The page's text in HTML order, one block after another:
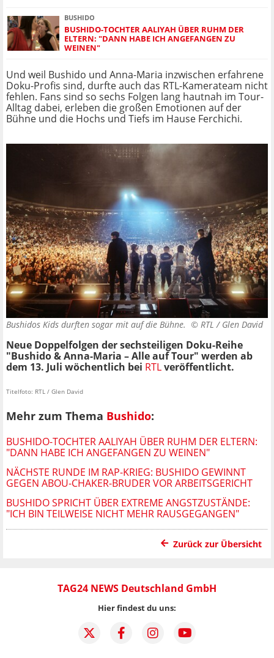
BUSHIDO
BUSHIDO-TOCHTER AALIYAH ÜBER RUHM DER
ELTERN: "DANN HABE ICH ANGEFANGEN ZU
WEINEN"
Und weil Bushido und Anna-Maria inzwischen erfahrene
Doku-Profis sind, durfte auch das RTL-Kamerateam nicht
fehlen. Fans sind so sechs Folgen lang hautnah im Tour-
Alltag dabei, erleben die großen Emotionen auf der
Bühne und die Hochs und Tiefs im Hause Ferchichi.
Bushidos Kids durften sogar mit auf die Bühne. © RTL / Glen David
Neue Doppelfolgen der sechsteiligen Doku-Reihe
"Bushido & Anna-Maria – Alle auf Tour" werden ab
dem 13. Juli wöchentlich bei RTLveröffentlicht.
Titelfoto: RTL / Glen David
Mehr zum Thema Bushido:
BUSHIDO-TOCHTER AALIYAH ÜBER RUHM DER ELTERN:
"DANN HABE ICH ANGEFANGEN ZU WEINEN"
NÄCHSTE RUNDE IM RAP-KRIEG: BUSHIDO GEWINNT
GEGEN ABOU-CHAKER-BRUDER VOR ARBEITSGERICHT
BUSHIDO SPRICHT ÜBER EXTREME ANGSTZUSTÄNDE:
"ICH BIN TEILWEISE NICHT MEHR RAUSGEGANGEN"
Zurück zur Übersicht
TAG24 NEWS Deutschland GmbH
Hier findest du uns: